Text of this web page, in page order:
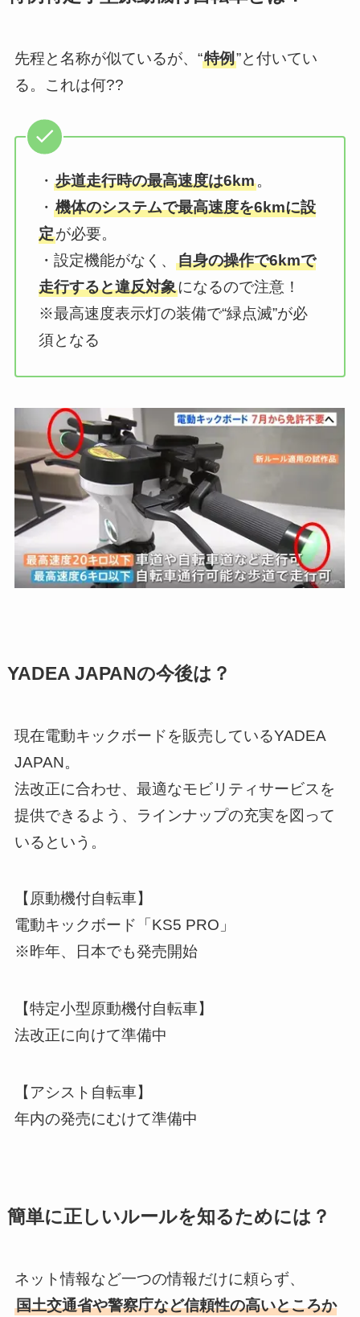
先程と名称が似ているが、“特例”と付いてい
る。これは何??
・歩道走行時の最高速度は6km。
・機体のシステムで最高速度を6kmに設
定が必要。
・設定機能がなく、自身の操作で6kmで
走行すると違反対象になるので注意！
※最高速度表示灯の装備で“緑点滅”が必
須となる
YADEA JAPANの今後は？
現在電動キックボードを販売しているYADEA
JAPAN。
法改正に合わせ、最適なモビリティサービスを
提供できるよう、ラインナップの充実を図って
いるという。
【原動機付自転車】
電動キックボード「KS5 PRO」
※昨年、日本でも発売開始
【特定小型原動機付自転車】
法改正に向けて準備中
【アシスト自転車】
年内の発売にむけて準備中
簡単に正しいルールを知るためには？
ネット情報など一つの情報だけに頼らず、
国土交通省や警察庁など信頼性の高いところか